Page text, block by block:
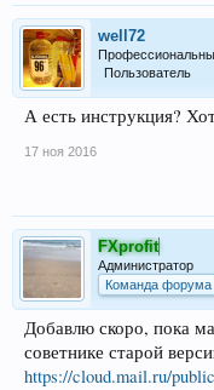
well72
Пользователь
А есть инструкция?
17 ноя 2016
FXprofit
Администратор
Команда форума
Добавлю скоро, пока
советнике старой
https://cloud.mail.ru/